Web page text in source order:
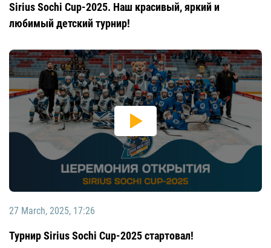
Sirius Sochi Cup-2025. Наш красивый, яркий и
любимый детский турнир!
27 March, 2025, 17:26
Турнир Sirius Sochi Cup-2025 стартовал!